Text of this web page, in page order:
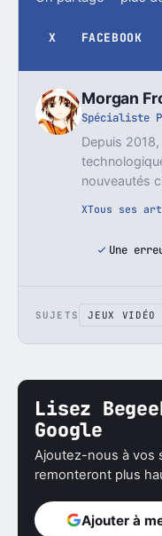
X FACEBOOK
Morgan
Spécialiste
Depuis
nouveautés
XTous ses
Une
SUJETS JEUX VIDÉO
Lisez
Google
Ajoutez-nous à vos
remonteront plus
Ajouter à